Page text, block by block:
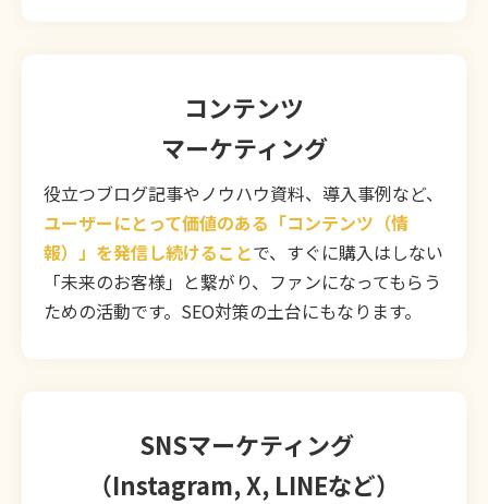
コンテンツ
マーケティング
役立つブログ記事やノウハウ資料、導入事例など、
ユーザーにとって価値のある「コンテンツ（情
報）」を発信し続けることで、すぐに購入はしない
「未来のお客様」と繋がり、ファンになってもらう
ための活動です。SEO対策の土台にもなります。
SNSマーケティング
（Instagram, X, LINEなど）